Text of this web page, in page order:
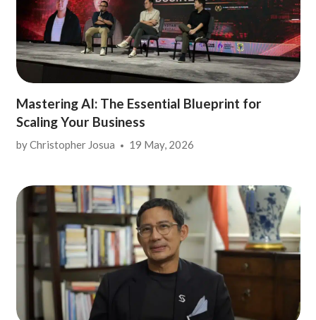
Mastering AI: The Essential Blueprint for
Scaling Your Business
byChristopher Josua 19 May, 2026